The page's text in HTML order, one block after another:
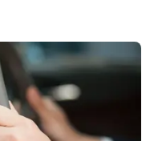
과 현실적인 초기
다.